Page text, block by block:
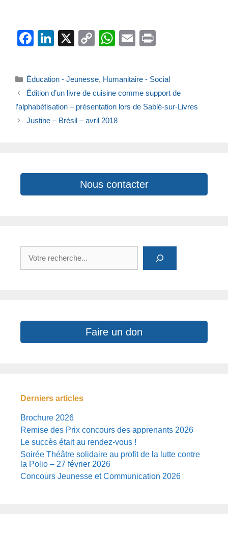
F
e
b
o
Li
e
dI
n
X
C
y
Li
n
W
s
A
p
E
Catégories
Éducation - Jeunesse, Humanitaire - Social
Édition d’un livre de cuisine comme support de
l’alphabétisation – présentation lors de Sablé-sur-Livres
Justine – Brésil – avril 2018
Nous contacter
Faire un don
Derniers articles
Brochure 2026
Remise des Prix concours des apprenants 2026
Le succès était au rendez-vous !
Soirée Théâtre solidaire au profit de la lutte contre
la Polio – 27 février 2026
Concours Jeunesse et Communication 2026